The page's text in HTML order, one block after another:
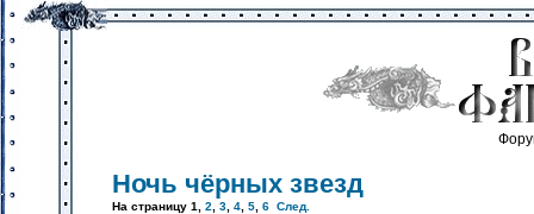
Ночь чёрных звезд
На страницу 1 2 3 4 5 6 След.